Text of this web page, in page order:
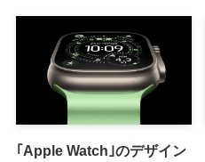
｢Apple Watch｣のデザイン